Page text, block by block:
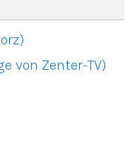
von Zenter-TV)